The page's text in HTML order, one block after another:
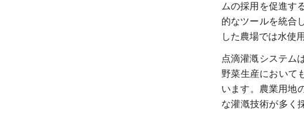
ムの採用を促進す
的なツールを統合
した農場では水使
点滴灌漑システム
野菜生産において
います。農業用地
な灌漑技術が多く